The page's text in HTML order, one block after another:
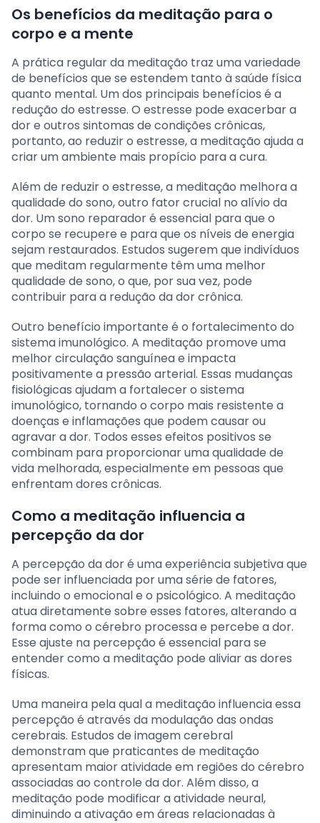
Os benefícios da meditação para o
corpo e a mente
A prática regular da meditação traz uma variedade
de benefícios que se estendem tanto à saúde física
quanto mental. Um dos principais benefícios é a
redução do estresse. O estresse pode exacerbar a
dor e outros sintomas de condições crônicas,
portanto, ao reduzir o estresse, a meditação ajuda a
criar um ambiente mais propício para a cura.
Além de reduzir o estresse, a meditação melhora a
qualidade do sono, outro fator crucial no alívio da
dor. Um sono reparador é essencial para que o
corpo se recupere e para que os níveis de energia
sejam restaurados. Estudos sugerem que indivíduos
que meditam regularmente têm uma melhor
qualidade de sono, o que, por sua vez, pode
contribuir para a redução da dor crônica.
Outro benefício importante é o fortalecimento do
sistema imunológico. A meditação promove uma
melhor circulação sanguínea e impacta
positivamente a pressão arterial. Essas mudanças
fisiológicas ajudam a fortalecer o sistema
imunológico, tornando o corpo mais resistente a
doenças e inflamações que podem causar ou
agravar a dor. Todos esses efeitos positivos se
combinam para proporcionar uma qualidade de
vida melhorada, especialmente em pessoas que
enfrentam dores crônicas.
Como a meditação influencia a
percepção da dor
A percepção da dor é uma experiência subjetiva que
pode ser influenciada por uma série de fatores,
incluindo o emocional e o psicológico. A meditação
atua diretamente sobre esses fatores, alterando a
forma como o cérebro processa e percebe a dor.
Esse ajuste na percepção é essencial para se
entender como a meditação pode aliviar as dores
físicas.
Uma maneira pela qual a meditação influencia essa
percepção é através da modulação das ondas
cerebrais. Estudos de imagem cerebral
demonstram que praticantes de meditação
apresentam maior atividade em regiões do cérebro
associadas ao controle da dor. Além disso, a
meditação pode modificar a atividade neural,
diminuindo a ativação em áreas relacionadas à